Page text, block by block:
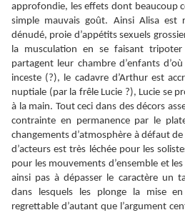
approfondie, les effets dont beaucoup
simple mauvais goût. Ainsi Alisa est
dénudé, proie d’appétits sexuels
la musculation en se faisant
partagent leur chambre d’enfants
inceste (?), le cadavre d’Arthur est
nuptiale (par la frêle Lucie ?), Lucie se
à la main. Tout ceci dans des décors
contrainte en permanence par le
changements d’atmosphère à défaut
d’acteurs est très léchée pour les
pour les mouvements d’ensemble et
ainsi pas à dépasser le caractère un
dans lesquels les plonge la mise
regrettable d’autant que l’argument